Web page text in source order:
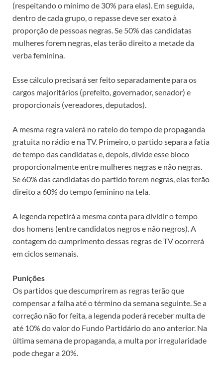
(respeitando o mínimo de 30% para elas). Em seguida,
dentro de cada grupo, o repasse deve ser exato à
proporção de pessoas negras. Se 50% das candidatas
mulheres forem negras, elas terão direito a metade da
verba feminina.
Esse cálculo precisará ser feito separadamente para os
cargos majoritários (prefeito, governador, senador) e
proporcionais (vereadores, deputados).
A mesma regra valerá no rateio do tempo de propaganda
gratuita no rádio e na TV. Primeiro, o partido separa a fatia
de tempo das candidatas e, depois, divide esse bloco
proporcionalmente entre mulheres negras e não negras.
Se 60% das candidatas do partido forem negras, elas terão
direito a 60% do tempo feminino na tela.
A legenda repetirá a mesma conta para dividir o tempo
dos homens (entre candidatos negros e não negros). A
contagem do cumprimento dessas regras de TV ocorrerá
em ciclos semanais.
Punições
Os partidos que descumprirem as regras terão que
compensar a falha até o término da semana seguinte. Se a
correção não for feita, a legenda poderá receber multa de
até 10% do valor do Fundo Partidário do ano anterior. Na
última semana de propaganda, a multa por irregularidade
pode chegar a 20%.